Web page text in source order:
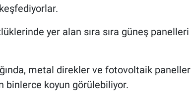
keşfediyorlar.
yer alan sıra sıra güneş panelleri
metal direkler ve fotovoltaik paneller
binlerce koyun görülebiliyor.